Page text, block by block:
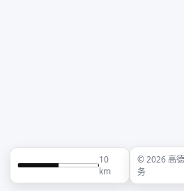
10
km
© 2026 高
务